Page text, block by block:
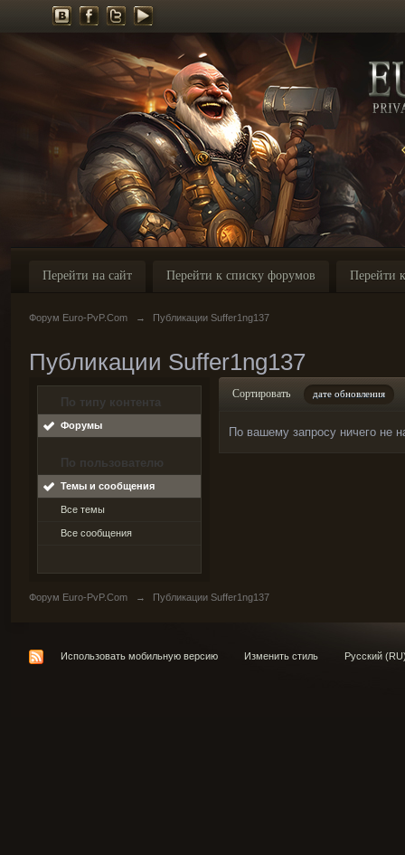
Перейти на сайт Перейти к списку форумов Перейти
Форум Euro-PvP.Com → Публикации Suffer1ng137
Публикации Suffer1ng137
По типу контента
Форумы
По пользователю
Темы и сообщения
Все темы
Все сообщения
Сортировать дате обновления
По вашему запросу ничего не
Форум Euro-PvP.Com → Публикации Suffer1ng137
Использовать мобильную версию Изменить стиль Русский